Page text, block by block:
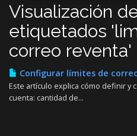
Visualización
etiquetados
correo reventa'
Configurar límites de
Este artículo explica cómo definir y
cuenta: cantidad de...